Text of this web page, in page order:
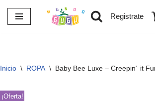
Saltar
Registrate
Inicio \ ROPA \ Baby Bee Luxe – Creepin´ it
¡Oferta!